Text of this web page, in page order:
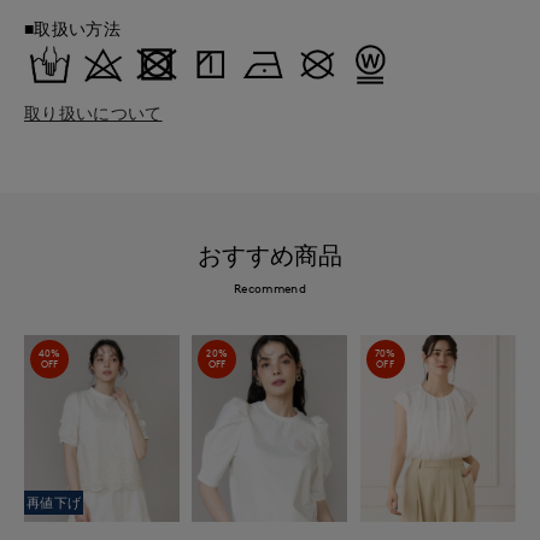
■取扱い方法
取り扱いについて
おすすめ商品
Recommend
40%
OFF
再値下げ
20%
OFF
70%
OFF